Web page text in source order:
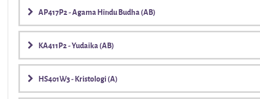
AP417P2 - Agama Hindu Budha (AB)
KA411P2 - Yudaika (AB)
HS401W3 - Kristologi (A)